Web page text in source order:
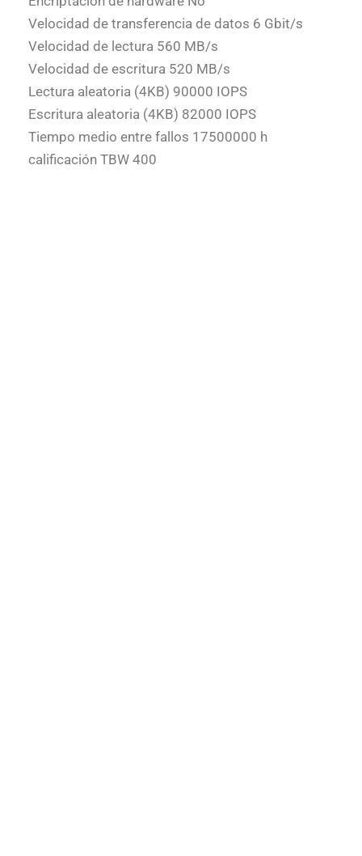
Velocidad de transferencia de datos 6 Gbit/s
Velocidad de lectura 560 MB/s
Velocidad de escritura 520 MB/s
Lectura aleatoria (4KB) 90000 IOPS
Escritura aleatoria (4KB) 82000 IOPS
Tiempo medio entre fallos 17500000 h
calificación TBW 400